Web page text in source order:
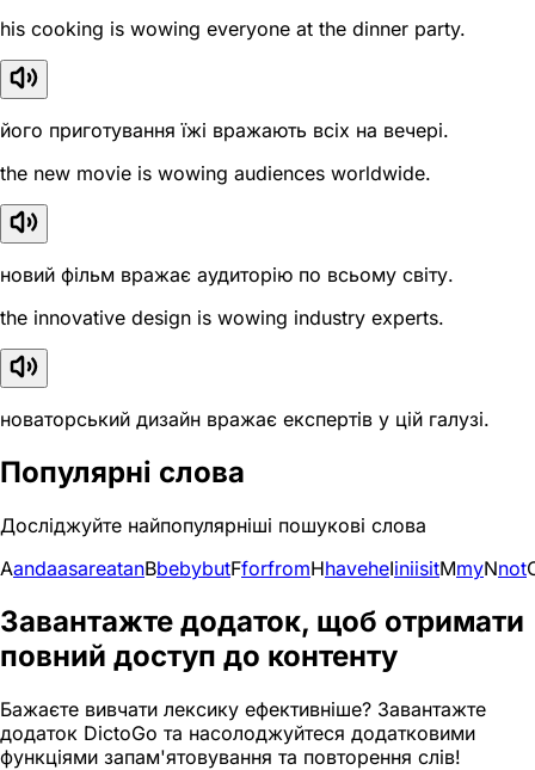
his cooking is wowing everyone at the dinner party.
його приготування їжі вражають всіх на вечері.
the new movie is wowing audiences worldwide.
новий фільм вражає аудиторію по всьому світу.
the innovative design is wowing industry experts.
новаторський дизайн вражає експертів у цій галузі.
Популярні слова
Досліджуйте найпопулярніші пошукові слова
AandaasareatanBbebybutFforfromHhaveheIiniisitMmyNnot
Завантажте додаток, щоб отримати
повний доступ до контенту
Бажаєте вивчати лексику ефективніше? Завантажте
додаток DictoGo та насолоджуйтеся додатковими
функціями запам'ятовування та повторення слів!